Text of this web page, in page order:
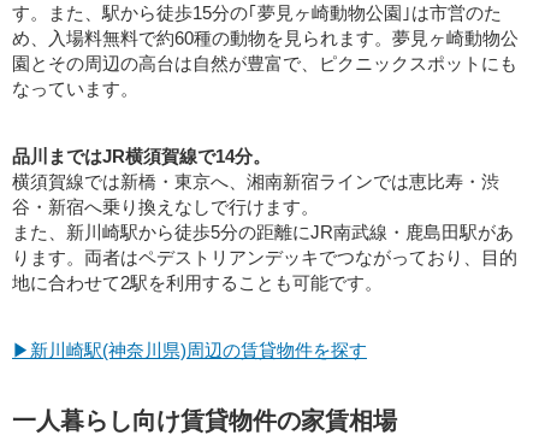
す。また、駅から徒歩15分の｢夢見ヶ崎動物公園｣は市営のた
め、入場料無料で約60種の動物を見られます。夢見ヶ崎動物公
園とその周辺の高台は自然が豊富で、ピクニックスポットにも
なっています。
品川まではJR横須賀線で14分。
横須賀線では新橋・東京へ、湘南新宿ラインでは恵比寿・渋
谷・新宿へ乗り換えなしで行けます。
また、新川崎駅から徒歩5分の距離にJR南武線・鹿島田駅があ
ります。両者はペデストリアンデッキでつながっており、目的
地に合わせて2駅を利用することも可能です。
▶新川崎駅(神奈川県)周辺の賃貸物件を探す
一人暮らし向け賃貸物件の家賃相場